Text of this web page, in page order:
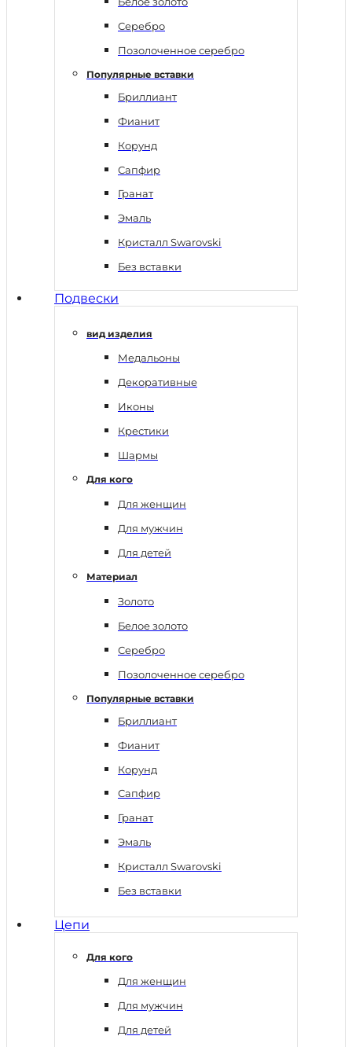
Серебро
Позолоченное серебро
Популярные вставки
Бриллиант
Фианит
Корунд
Сапфир
Гранат
Эмаль
Кристалл Swarovski
Без вставки
Подвески
вид изделия
Медальоны
Декоративные
Иконы
Крестики
Шармы
Для кого
Для женщин
Для мужчин
Для детей
Материал
Золото
Белое золото
Серебро
Позолоченное серебро
Популярные вставки
Бриллиант
Фианит
Корунд
Сапфир
Гранат
Эмаль
Кристалл Swarovski
Без вставки
Цепи
Для кого
Для женщин
Для мужчин
Для детей